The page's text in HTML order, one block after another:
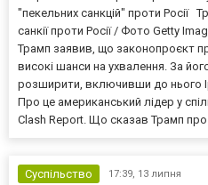
"пекельних санкцій" проти Росії
санкії проти Росії / Фото Getty
Трамп заявив, що законопроєкт
високі шанси на ухвалення. За
розширити, включивши до нього
Про це американський лідер у
Clash Report. Що сказав Трамп про
Суспільство 17:39, 13 липня